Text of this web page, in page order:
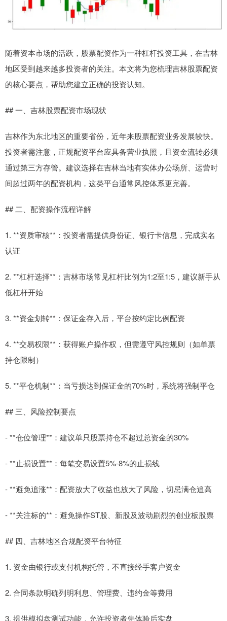
随着资本市场的活跃，股票配资作为一种杠杆投资工具，在吉林
地区受到越来越多投资者的关注。本文将为您梳理吉林股票配资
的核心要点，帮助您建立正确的投资认知。
## 一、吉林股票配资市场现状
吉林作为东北地区的重要省份，近年来股票配资业务发展较快。
投资者需注意，正规配资平台应具备营业执照，且资金流转必须
通过第三方存管。建议选择在吉林当地有实体办公场所、运营时
间超过两年的配资机构，这类平台通常风控体系更完善。
## 二、配资操作流程详解
1. **资质审核**：投资者需提供身份证、银行卡信息，完成实名
认证
2. **杠杆选择**：吉林市场常见杠杆比例为1:2至1:5，建议新手从
低杠杆开始
3. **资金划转**：保证金存入后，平台按约定比例配资
4. **交易权限**：获得账户操作权，但需遵守风控规则（如单票
持仓限制）
5. **平仓机制**：当亏损达到保证金的70%时，系统将强制平仓
## 三、风险控制要点
- **仓位管理**：建议单只股票持仓不超过总资金的30%
- **止损设置**：每笔交易设置5%-8%的止损线
- **避免追涨**：配资放大了收益也放大了风险，切忌满仓追高
- **关注标的**：避免操作ST股、新股及波动剧烈的创业板股票
## 四、吉林地区合规配资平台特征
1. 资金由银行或支付机构托管，不直接经手客户资金
2. 合同条款明确列明利息、管理费、违约金等费用
3. 提供模拟盘测试功能，允许投资者先体验后实盘